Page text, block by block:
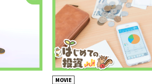
MOVIE